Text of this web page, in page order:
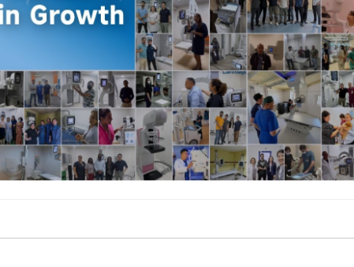
процесса:
с учетом самых высоких стандартов безопасности.
передовым технологиям DR-детектора и
делает исследование максимально безопасным для
экспозицией и моторизованные приводы упрощают
процедуры и вероятность ошибок. Эргономичный дизайн и
обеспечивают удобство работы рентгенлаборанта, позволяя
цифровых изображений и их легкая интеграция с PACS-
повышают общую пропускную способность кабинета.
современное, универсальное и безопасное решение,
пациентов.